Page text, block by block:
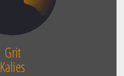
Grit
Kalies